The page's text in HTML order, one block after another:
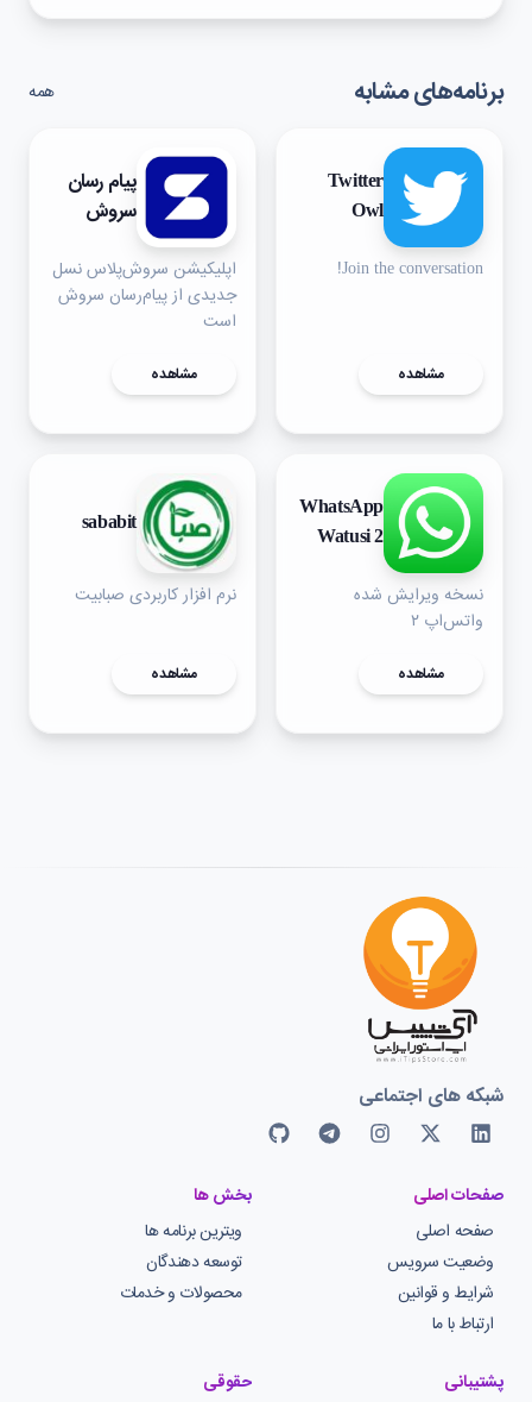
برنامه‌های مشابه همه
Twitter
Owl
Join the conversation!
مشاهده
پیام رسان
سروش
اپلیکیشن سروش‌پلاس نسل
جدیدی از پیام‌رسان سروش
است
مشاهده
WhatsApp
Watusi 2
نسخه ویرایش شده
واتس‌اپ ۲
مشاهده
sababit
نرم افزار کاربردی صبابیت
مشاهده
شبکه های اجتماعی
صفحات اصلی
صفحه اصلی
وضعیت سرویس
شرایط و قوانین
ارتباط با ما
بخش ها
ویترین برنامه ها
توسعه دهندگان
محصولات و خدمات
پشتیبانی حقوقی